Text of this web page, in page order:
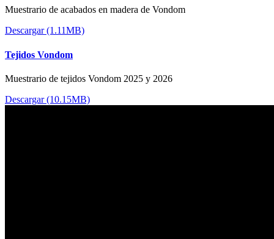
Muestrario de acabados en madera de Vondom
Descargar (1.11MB)
Tejidos Vondom
Muestrario de tejidos Vondom 2025 y 2026
Descargar (10.15MB)